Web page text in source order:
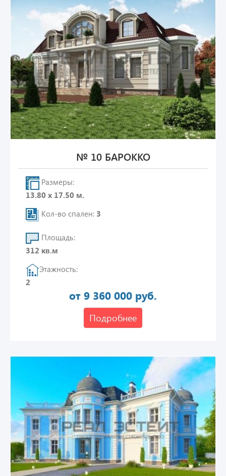
№ 10 БАРОККО
Размеры:
13.80 х 17.50 м.
Кол-во спален: 3
Площадь:
312 кв.м
Этажность:
2
от 9 360 000 руб.
Подробнее